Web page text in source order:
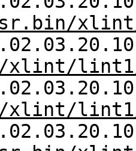
xlint/
xlint/